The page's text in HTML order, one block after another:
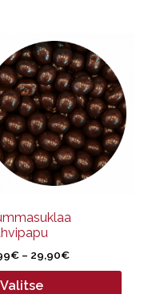
€ – 29,90€Hintaluokka:
2,99€
Valitse